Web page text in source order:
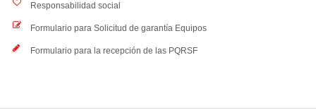
Responsabilidad social
Formulario para Solicitud de garantía Equipos
Formulario para la recepción de las PQRSF